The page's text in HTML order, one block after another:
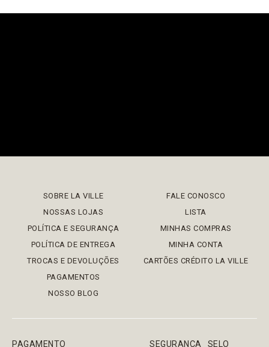
SOBRE LA VILLE
NOSSAS LOJAS
POLÍTICA E SEGURANÇA
POLÍTICA DE ENTREGA
TROCAS E DEVOLUÇÕES
PAGAMENTOS
NOSSO BLOG
FALE CONOSCO
LISTA
MINHAS COMPRAS
MINHA CONTA
CARTÕES CRÉDITO LA VILLE
PAGAMENTO SEGURANÇA SELO